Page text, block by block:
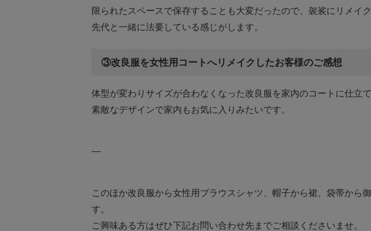
限られたスペースで保存することも大変だったので、袈裟にリメイク
先代と一緒に法要している感じがします。
③改良服を女性用コートへリメイクしたお客様のご感想
体型が変わりサイズが合わなくなった改良服を家内のコートに仕立て
素敵なデザインで家内もお気に入りみたいです。
—
このほか改良服から女性用ブラウスシャツ、帽子から裙、袋帯から
す。
ご興味ある方はぜひ下記お問い合わせ先までご相談くださいませ。